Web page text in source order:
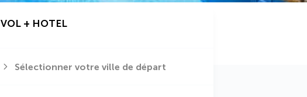
VOL + HOTEL
Sélectionner votre ville de départ